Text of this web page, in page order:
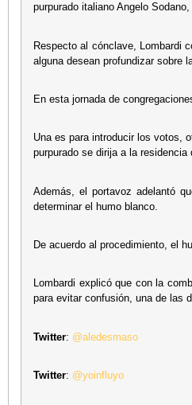
purpurado italiano Angelo
Respecto al cónclave, Lombardi
alguna desean profundizar sobre
En esta jornada de
Una es para introducir los votos,
purpurado se dirija a la
Además, el portavoz adelantó
determinar el humo blanco.
De acuerdo al procedimiento, el
Lombardi explicó que con la
para evitar confusión, una de las
Twitter: @aledesmaso
Twitter: @yoinfluyo